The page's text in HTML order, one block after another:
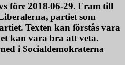
före 2018-06-29. Fram till
partiet som
Texten kan förstås vara
kan vara bra att veta.
i Socialdemokraterna